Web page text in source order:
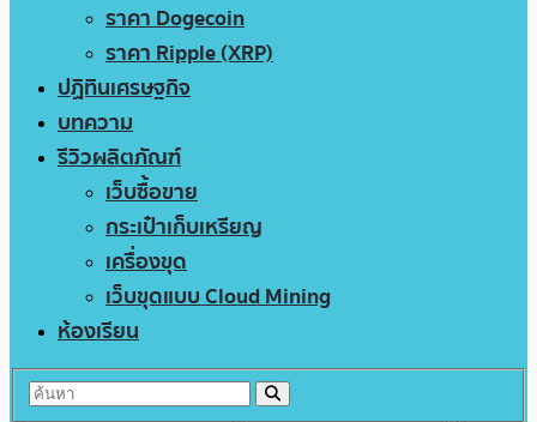
ราคา Dogecoin
ราคา Ripple (XRP)
ปฏิทินเศรษฐกิจ
บทความ
รีวิวผลิตภัณฑ์
เว็บซื้อขาย
กระเป๋าเก็บเหรียญ
เครื่องขุด
เว็บขุดแบบ Cloud Mining
ห้องเรียน